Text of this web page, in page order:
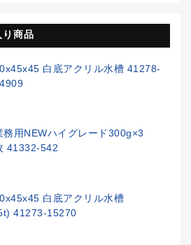
商品
白底アクリル水槽 41278-
務用NEWハイグレード300g×3
41332-542
白底アクリル水槽
41273-15270